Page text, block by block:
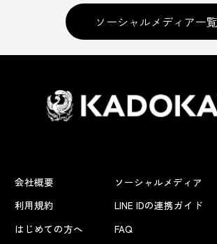
ソーシャルメディア一覧
会社概要
利用規約
はじめての方へ
ソーシャルメディア
LINE IDの連携ガイド
FAQ